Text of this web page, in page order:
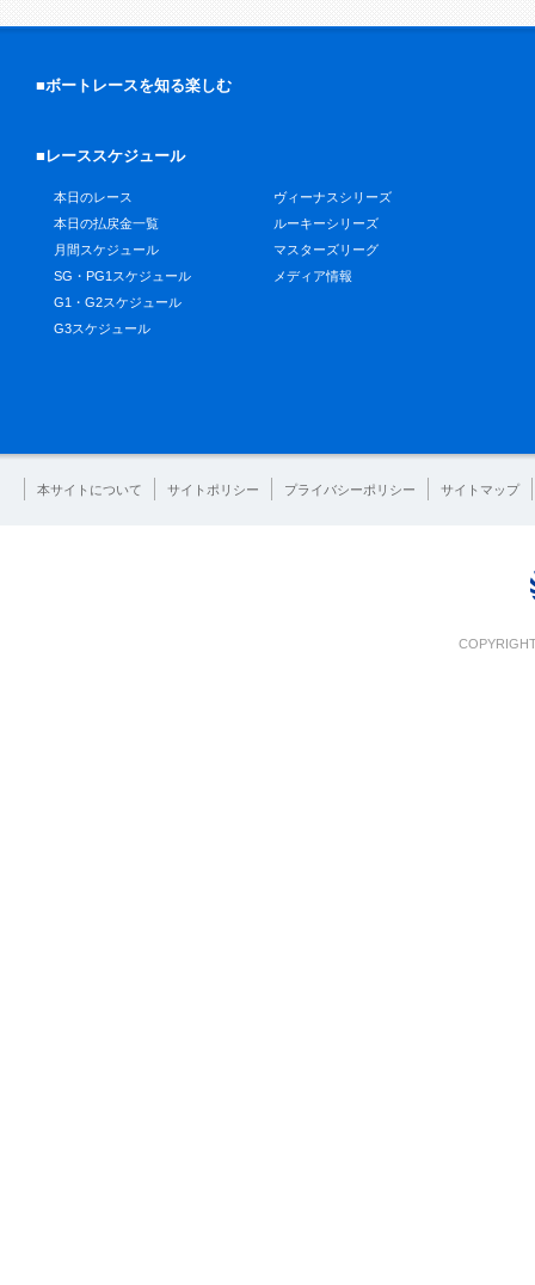
■ボートレースを知る楽しむ
■レーススケジュール
本日のレース
本日の払戻金一覧
月間スケジュール
SG・PG1スケジュール
G1・G2スケジュール
G3スケジュール
ヴィーナスシリーズ
ルーキーシリーズ
マスターズリーグ
メディア情報
本サイトについて サイトポリシー プライバシーポリシー サイトマップ